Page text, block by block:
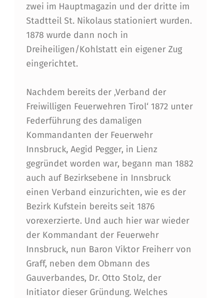
zwei im Hauptmagazin und der dritte im
Stadtteil St. Nikolaus stationiert wurden.
1878 wurde dann noch in
Dreiheiligen/Kohlstatt ein eigener Zug
eingerichtet.
Nachdem bereits der ‚Verband der
Freiwilligen Feuerwehren Tirol‘ 1872 unter
Federführung des damaligen
Kommandanten der Feuerwehr
Innsbruck, Aegid Pegger, in Lienz
gegründet worden war, begann man 1882
auch auf Bezirksebene in Innsbruck
einen Verband einzurichten, wie es der
Bezirk Kufstein bereits seit 1876
vorexerzierte. Und auch hier war wieder
der Kommandant der Feuerwehr
Innsbruck, nun Baron Viktor Freiherr von
Graff, neben dem Obmann des
Gauverbandes, Dr. Otto Stolz, der
Initiator dieser Gründung. Welches